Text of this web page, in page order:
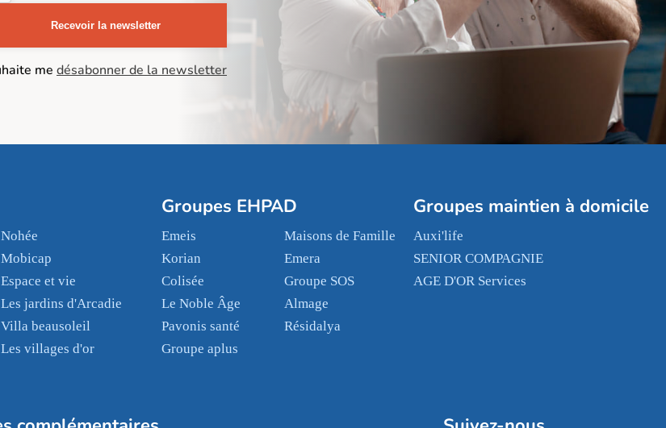
Recevoir la newsletter
me désabonner de la newsletter
Nohée
Mobicap
Espace et vie
Les jardins d'Arcadie
Villa beausoleil
Les villages d'or
Groupes EHPAD
Emeis
Maisons de Famille
Korian
Emera
Colisée
Groupe SOS
Le Noble Âge
Almage
Pavonis santé
Résidalya
Groupe aplus
Groupes maintien à domicile
Auxi'life
SENIOR COMPAGNIE
AGE D'OR Services